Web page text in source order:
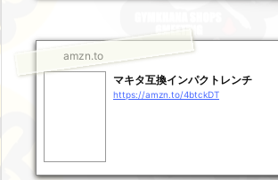
amzn.to
マキタ互換インパクトレンチ
https://amzn.to/4btckDT